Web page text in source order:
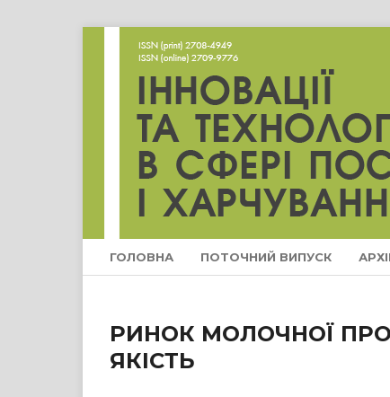
ГОЛОВНА ПОТОЧНИЙ ВИПУСК
РИНОК МОЛОЧНОЇ
ЯКІСТЬ